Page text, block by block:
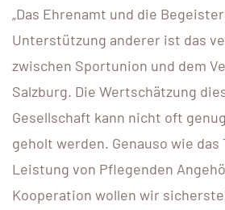
„Das Ehrenamt und die
Unterstützung anderer ist das
zwischen Sportunion und dem
Salzburg. Die Wertschätzung
Gesellschaft kann nicht oft
geholt werden. Genauso wie das
Leistung von Pflegenden
Kooperation wollen wir